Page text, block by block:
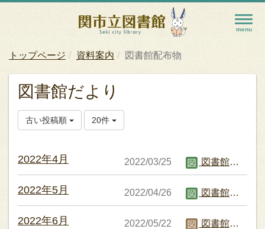
トップページ 資料案内 図書館配布物
図書館だより
古い投稿順 20件
2022年4月 2022/03/25 図書館職員B
2022年5月 2022/04/26 図書館職員B
2022年6月 2022/05/22 図書館職員C